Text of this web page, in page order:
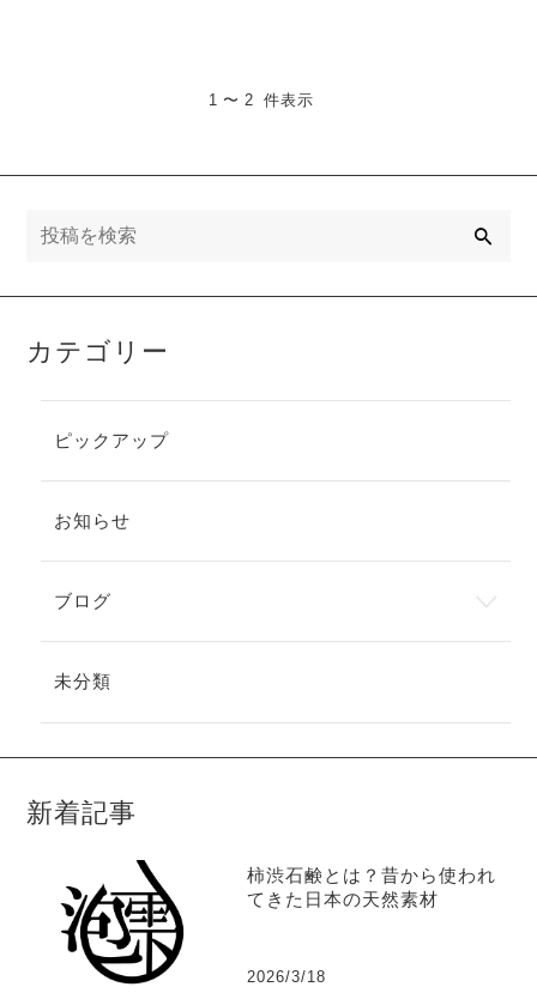
1 〜 2 件表示
カテゴリー
ピックアップ
お知らせ
ブログ
未分類
新着記事
柿渋石鹸とは？昔から使われ
てきた日本の天然素材
2026/3/18